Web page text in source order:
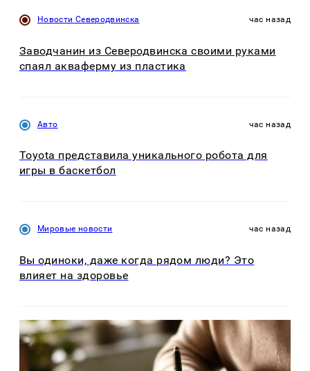
Новости Северодвинска час назад
Заводчанин из Северодвинска своими руками
спаял акваферму из пластика
Авто час назад
Toyota представила уникального робота для
игры в баскетбол
Мировые новости час назад
Вы одиноки, даже когда рядом люди? Это
влияет на здоровье